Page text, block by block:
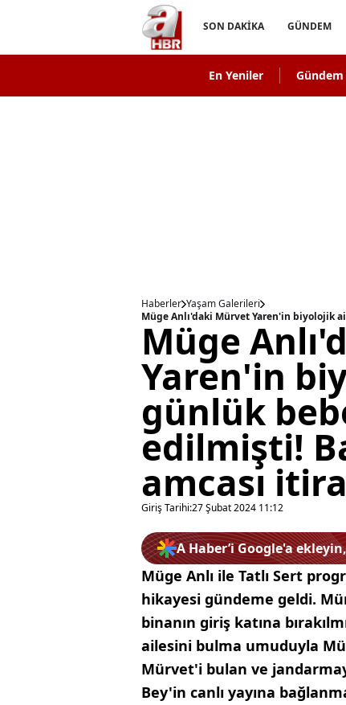
SON DAKİKA GÜNDEM
En Yeniler Gündem
Haberler Yaşam Galerileri
Müge
Yaren'in
günlük
edilmişti!
amcası
Giriş Tarihi:27 Şubat 2024 11:12
A Haber’i Google'a
Müge Anlı ile Tatlı Sert
hikayesi gündeme geldi.
binanın giriş katına
ailesini bulma umuduyla
Mürvet'i bulan ve
Bey'in canlı yayına